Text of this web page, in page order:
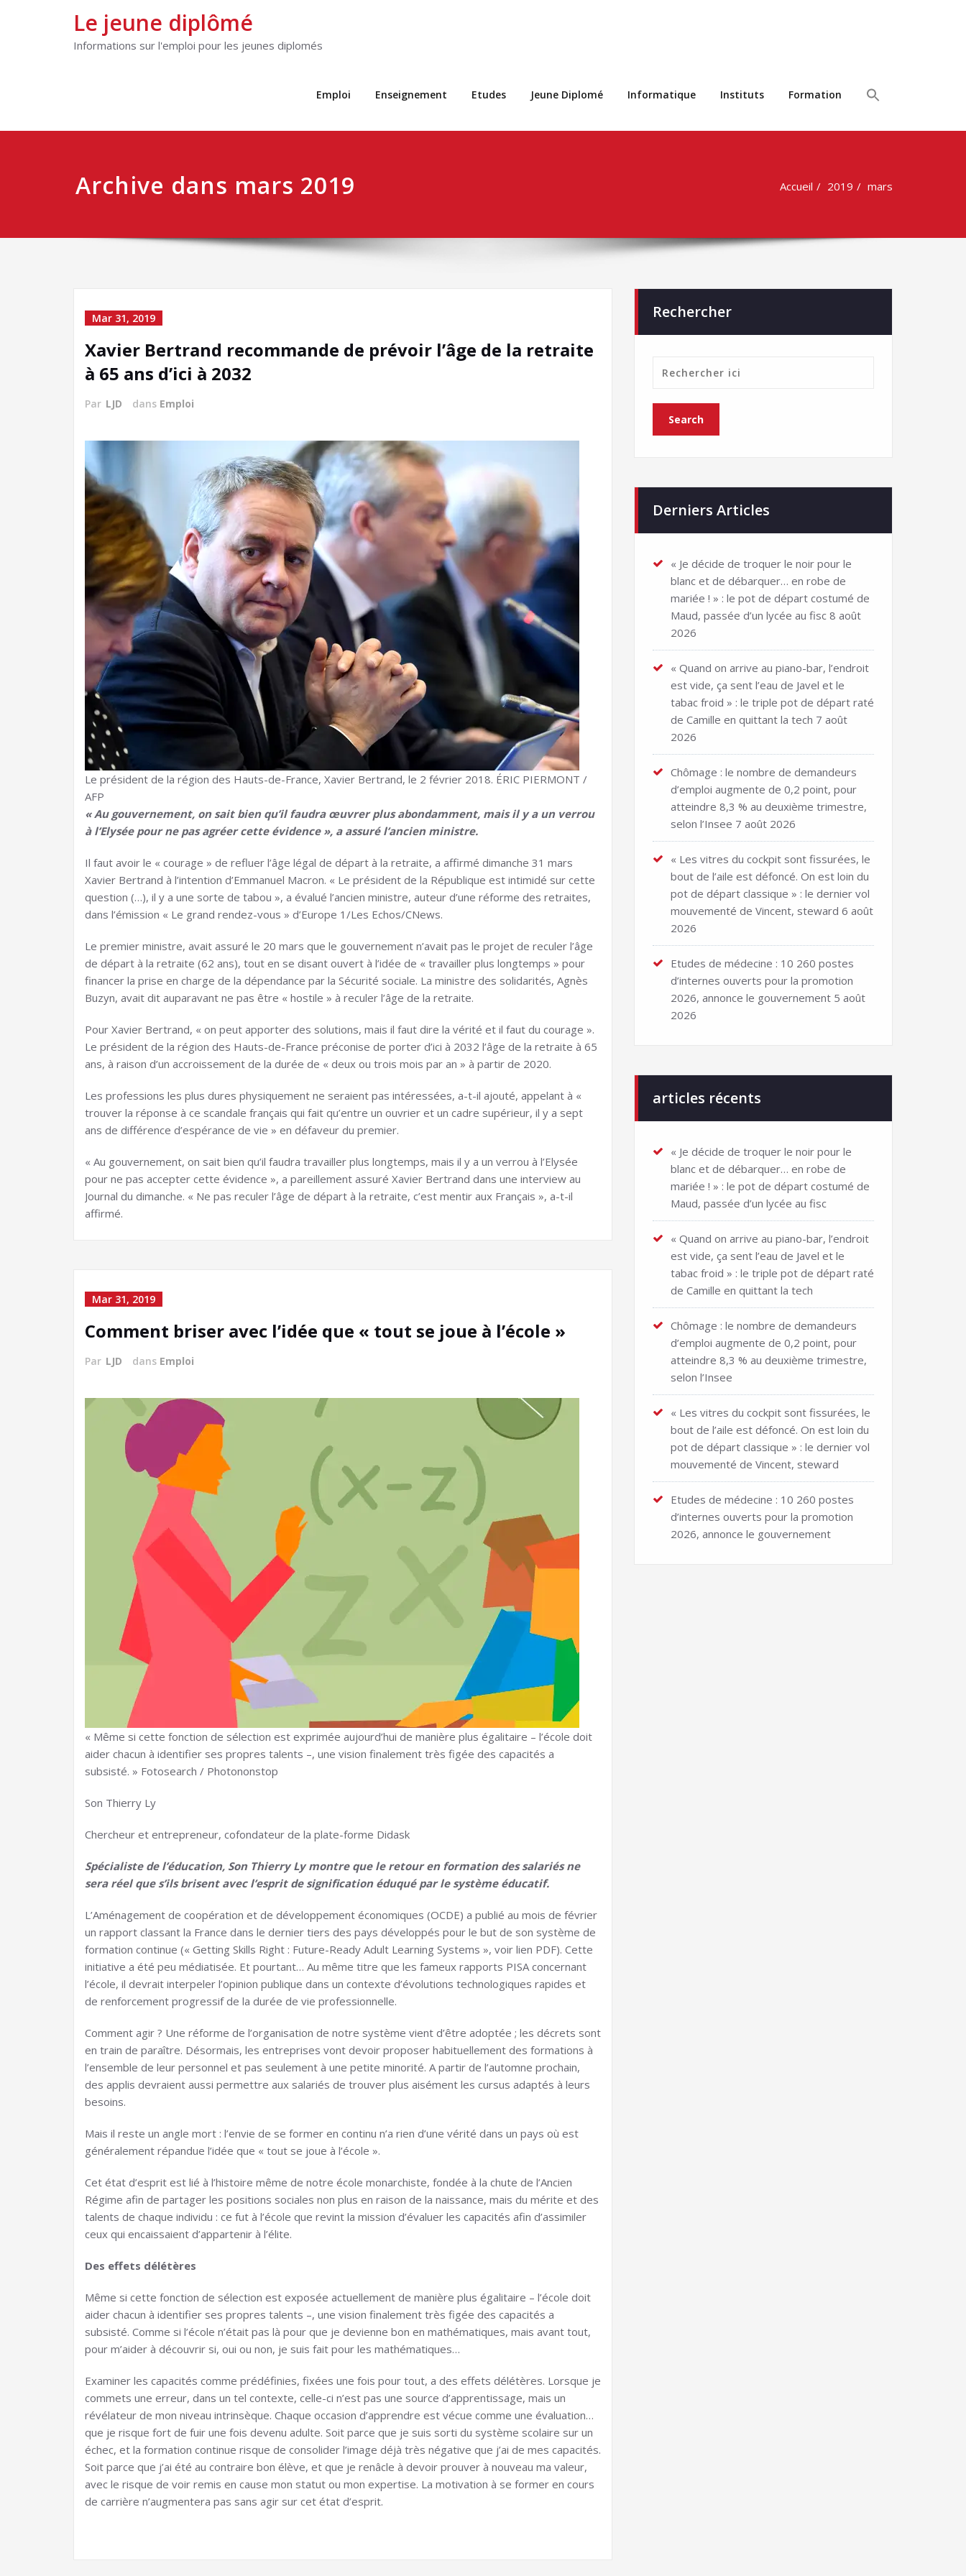
Le jeune diplômé
Informations sur l'emploi pour les jeunes diplomés
Emploi Enseignement Etudes Jeune Diplomé Informatique Instituts Formation
Archive dans mars 2019 Accueil 2019 mars
Mar 31, 2019
Xavier Bertrand recommande de prévoir l’âge de la retraite
à 65 ans d’ici à 2032
Par LJD dans Emploi
Le président de la région des Hauts-de-France, Xavier Bertrand, le 2 février 2018. ÉRIC PIERMONT /
AFP
« Au gouvernement, on sait bien qu’il faudra œuvrer plus abondamment, mais il y a un verrou
à l’Elysée pour ne pas agréer cette évidence », a assuré l’ancien ministre.
Il faut avoir le « courage » de refluer l’âge légal de départ à la retraite, a affirmé dimanche 31 mars
Xavier Bertrand à l’intention d’Emmanuel Macron. « Le président de la République est intimidé sur cette
question (…), il y a une sorte de tabou », a évalué l’ancien ministre, auteur d’une réforme des retraites,
dans l’émission « Le grand rendez-vous » d’Europe 1/Les Echos/CNews.
Le premier ministre, avait assuré le 20 mars que le gouvernement n’avait pas le projet de reculer l’âge
de départ à la retraite (62 ans), tout en se disant ouvert à l’idée de « travailler plus longtemps » pour
financer la prise en charge de la dépendance par la Sécurité sociale. La ministre des solidarités, Agnès
Buzyn, avait dit auparavant ne pas être « hostile » à reculer l’âge de la retraite.
Pour Xavier Bertrand, « on peut apporter des solutions, mais il faut dire la vérité et il faut du courage ».
Le président de la région des Hauts-de-France préconise de porter d’ici à 2032 l’âge de la retraite à 65
ans, à raison d’un accroissement de la durée de « deux ou trois mois par an » à partir de 2020.
Les professions les plus dures physiquement ne seraient pas intéressées, a-t-il ajouté, appelant à «
trouver la réponse à ce scandale français qui fait qu’entre un ouvrier et un cadre supérieur, il y a sept
ans de différence d’espérance de vie » en défaveur du premier.
« Au gouvernement, on sait bien qu’il faudra travailler plus longtemps, mais il y a un verrou à l’Elysée
pour ne pas accepter cette évidence », a pareillement assuré Xavier Bertrand dans une interview au
Journal du dimanche. « Ne pas reculer l’âge de départ à la retraite, c’est mentir aux Français », a-t-il
affirmé.
Mar 31, 2019
Comment briser avec l’idée que « tout se joue à l’école »
Par LJD dans Emploi
« Même si cette fonction de sélection est exprimée aujourd’hui de manière plus égalitaire – l’école doit
aider chacun à identifier ses propres talents –, une vision finalement très figée des capacités a
subsisté. » Fotosearch / Photononstop
Son Thierry Ly
Chercheur et entrepreneur, cofondateur de la plate-forme Didask
Spécialiste de l’éducation, Son Thierry Ly montre que le retour en formation des salariés ne
sera réel que s’ils brisent avec l’esprit de signification éduqué par le système éducatif.
L’Aménagement de coopération et de développement économiques (OCDE) a publié au mois de février
un rapport classant la France dans le dernier tiers des pays développés pour le but de son système de
formation continue (« Getting Skills Right : Future-Ready Adult Learning Systems », voir lien PDF). Cette
initiative a été peu médiatisée. Et pourtant… Au même titre que les fameux rapports PISA concernant
l’école, il devrait interpeler l’opinion publique dans un contexte d’évolutions technologiques rapides et
de renforcement progressif de la durée de vie professionnelle.
Comment agir ? Une réforme de l’organisation de notre système vient d’être adoptée ; les décrets sont
en train de paraître. Désormais, les entreprises vont devoir proposer habituellement des formations à
l’ensemble de leur personnel et pas seulement à une petite minorité. A partir de l’automne prochain,
des applis devraient aussi permettre aux salariés de trouver plus aisément les cursus adaptés à leurs
besoins.
Mais il reste un angle mort : l’envie de se former en continu n’a rien d’une vérité dans un pays où est
généralement répandue l’idée que « tout se joue à l’école ».
Cet état d’esprit est lié à l’histoire même de notre école monarchiste, fondée à la chute de l’Ancien
Régime afin de partager les positions sociales non plus en raison de la naissance, mais du mérite et des
talents de chaque individu : ce fut à l’école que revint la mission d’évaluer les capacités afin d’assimiler
ceux qui encaissaient d’appartenir à l’élite.
Des effets délétères
Même si cette fonction de sélection est exposée actuellement de manière plus égalitaire – l’école doit
aider chacun à identifier ses propres talents –, une vision finalement très figée des capacités a
subsisté. Comme si l’école n’était pas là pour que je devienne bon en mathématiques, mais avant tout,
pour m’aider à découvrir si, oui ou non, je suis fait pour les mathématiques…
Examiner les capacités comme prédéfinies, fixées une fois pour tout, a des effets délétères. Lorsque je
commets une erreur, dans un tel contexte, celle-ci n’est pas une source d’apprentissage, mais un
révélateur de mon niveau intrinsèque. Chaque occasion d’apprendre est vécue comme une évaluation…
que je risque fort de fuir une fois devenu adulte. Soit parce que je suis sorti du système scolaire sur un
échec, et la formation continue risque de consolider l’image déjà très négative que j’ai de mes capacités.
Soit parce que j’ai été au contraire bon élève, et que je renâcle à devoir prouver à nouveau ma valeur,
avec le risque de voir remis en cause mon statut ou mon expertise. La motivation à se former en cours
de carrière n’augmentera pas sans agir sur cet état d’esprit.
Rechercher
Derniers Articles
« Je décide de troquer le noir pour le
blanc et de débarquer… en robe de
mariée ! » : le pot de départ costumé de
Maud, passée d’un lycée au fisc 8 août
2026
« Quand on arrive au piano-bar, l’endroit
est vide, ça sent l’eau de Javel et le
tabac froid » : le triple pot de départ raté
de Camille en quittant la tech 7 août
2026
Chômage : le nombre de demandeurs
d’emploi augmente de 0,2 point, pour
atteindre 8,3 % au deuxième trimestre,
selon l’Insee 7 août 2026
« Les vitres du cockpit sont fissurées, le
bout de l’aile est défoncé. On est loin du
pot de départ classique » : le dernier vol
mouvementé de Vincent, steward 6 août
2026
Etudes de médecine : 10 260 postes
d’internes ouverts pour la promotion
2026, annonce le gouvernement 5 août
2026
articles récents
« Je décide de troquer le noir pour le
blanc et de débarquer… en robe de
mariée ! » : le pot de départ costumé de
Maud, passée d’un lycée au fisc
« Quand on arrive au piano-bar, l’endroit
est vide, ça sent l’eau de Javel et le
tabac froid » : le triple pot de départ raté
de Camille en quittant la tech
Chômage : le nombre de demandeurs
d’emploi augmente de 0,2 point, pour
atteindre 8,3 % au deuxième trimestre,
selon l’Insee
« Les vitres du cockpit sont fissurées, le
bout de l’aile est défoncé. On est loin du
pot de départ classique » : le dernier vol
mouvementé de Vincent, steward
Etudes de médecine : 10 260 postes
d’internes ouverts pour la promotion
2026, annonce le gouvernement